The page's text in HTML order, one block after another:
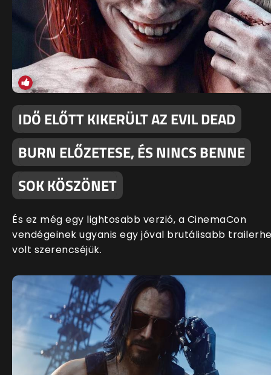
IDŐ ELŐTT KIKERÜLT AZ EVIL DEAD
BURN ELŐZETESE, ÉS NINCS BENNE
SOK KÖSZÖNET
És ez még egy lightosabb verzió, a CinemaCon
vendégeinek ugyanis egy jóval brutálisabb
volt szerencséjük.